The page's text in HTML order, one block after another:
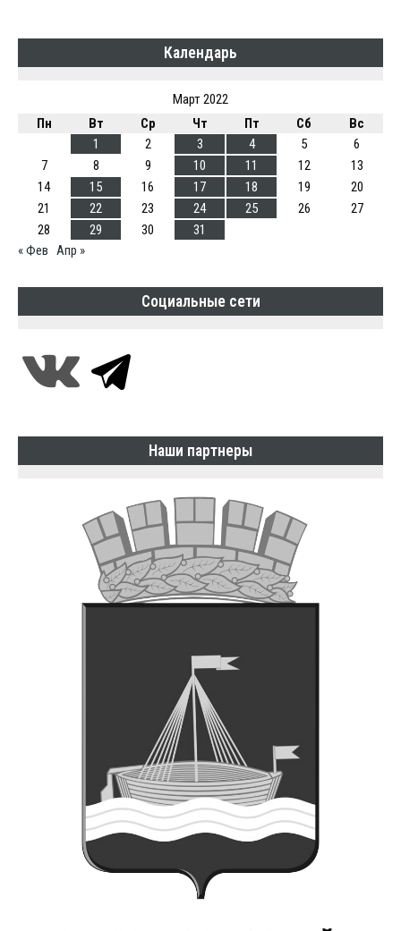
Календарь
Март 2022
Пн
Вт Ср Чт Пт Сб
Вс
1
2 3 4 5
6
7
8 9 10 11 12
13
14
15 16 17 18 19
20
21
22 23 24 25 26
27
28
29 30
31
« Фев Апр »
Социальные сети
Наши партнеры